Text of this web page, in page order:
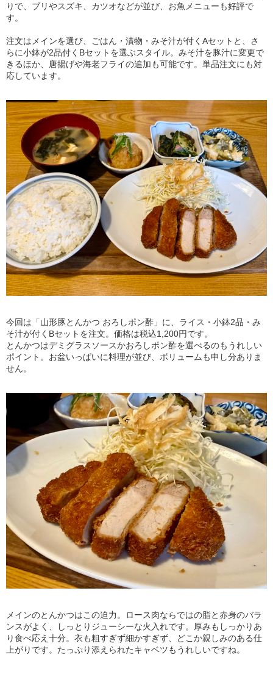
りで、ブリやスズキ、カツオなどが並び、お魚メニューも好評で
す。
注文はメインを選び、ごはん・漬物・みそ汁が付くAセットと、さ
らに小鉢が2品付くBセットを選ぶスタイル。みそ汁を豚汁に変更で
きるほか、唐揚げや海老フライの追加も可能です。単品注文にも対
応しています。
今回は「山形豚とんかつ おろしポン酢」に、ライス・小鉢2品・み
そ汁が付くBセットを注文。価格は税込1,200円です。
とんかつはデミグラスソースかおろしポン酢を選べるのもうれしい
ポイント。お盆いっぱいに料理が並び、ボリュームも申し分ありま
せん。
メインのとんかつはこの迫力。ロース肉ならではの脂と赤身のバラ
ンスがよく、しっとりジューシーな火入れです。厚みもしっかりあ
り食べ応え十分。衣も粗すぎず細かすぎず、どこか親しみのある仕
上がりです。たっぷり添えられたキャベツもうれしいですね。